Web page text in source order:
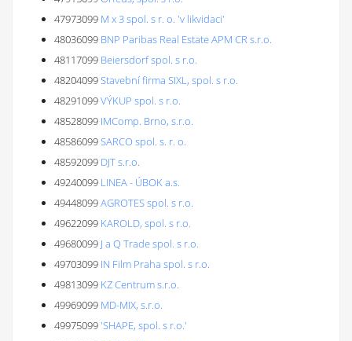
47973099 M x 3 spol. s r. o. 'v likvidaci'
48036099 BNP Paribas Real Estate APM CR s.r.o.
48117099 Beiersdorf spol. s r.o.
48204099Stavební firma SIXL, spol. s r.o.
48291099VÝKUP spol. s r.o.
48528099 IMComp. Brno, s.r.o.
48586099SARCO spol. s. r. o.
48592099 DJT s.r.o.
49240099 LINEA - ÚBOK a.s.
49448099AGROTES spol. s r.o.
49622099 KAROLD, spol. s r.o.
49680099 J a Q Trade spol. s r.o.
49703099 IN Film Praha spol. s r.o.
49813099 KZ Centrum s.r.o.
49969099 MD-MIX, s.r.o.
49975099'SHAPE, spol. s r.o.'